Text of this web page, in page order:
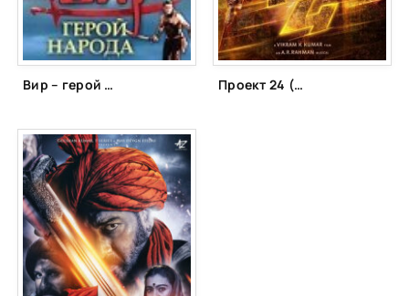
Вир – герой народа (2010) Проект 24 (2016)